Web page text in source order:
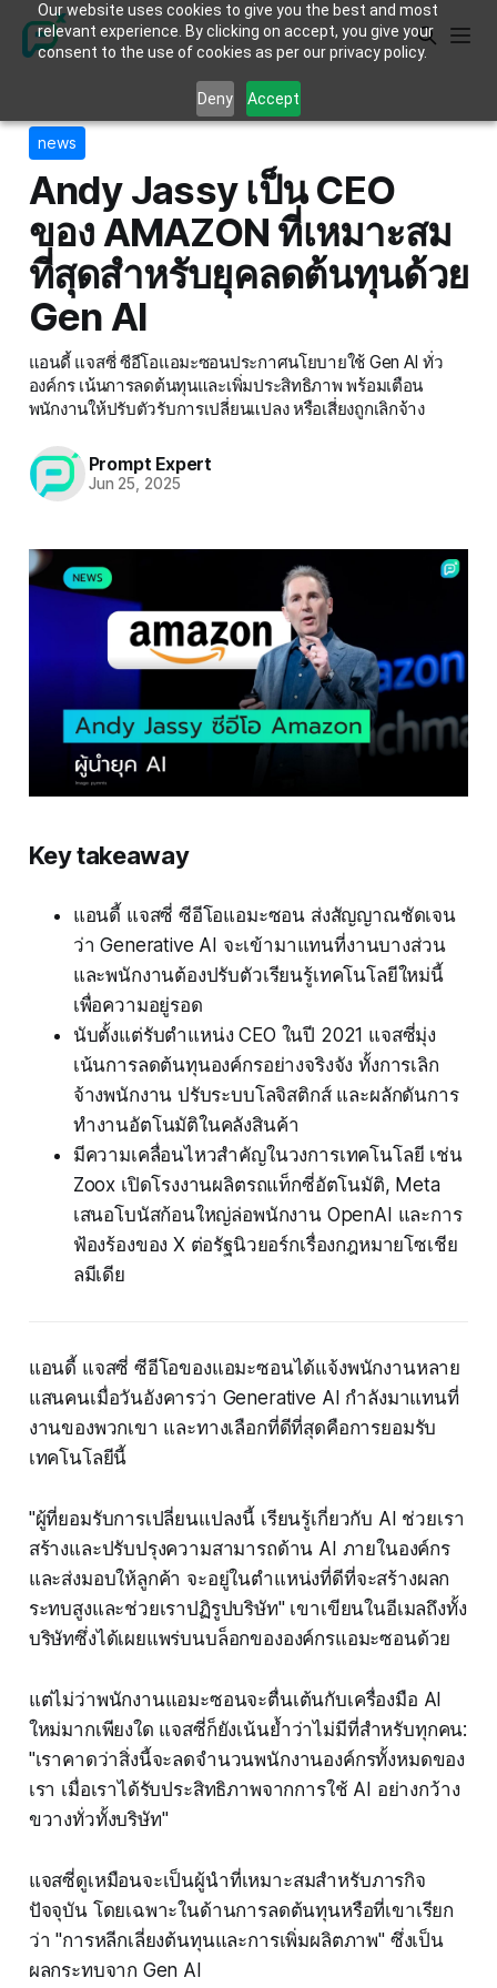
Our website uses cookies to give you the best and most
relevant experience. By clicking on accept, you give your
consent to the use of cookies as per our privacy policy.
Deny Accept
news
Andy Jassy เป็น CEO
ของ AMAZON ที่เหมาะสม
ที่สุดสำหรับยุคลดต้นทุนด้วย
Gen AI
แอนดี้ แจสซี่ ซีอีโอแอมะซอนประกาศนโยบายใช้ Gen AI ทั่ว
องค์กร เน้นการลดต้นทุนและเพิ่มประสิทธิภาพ พร้อมเตือน
พนักงานให้ปรับตัวรับการเปลี่ยนแปลง หรือเสี่ยงถูกเลิกจ้าง
Prompt Expert
Jun 25, 2025
Key takeaway
แอนดี้ แจสซี่ ซีอีโอแอมะซอน ส่งสัญญาณชัดเจน
ว่า Generative AI จะเข้ามาแทนที่งานบางส่วน
และพนักงานต้องปรับตัวเรียนรู้เทคโนโลยีใหม่นี้
เพื่อความอยู่รอด
นับตั้งแต่รับตำแหน่ง CEO ในปี 2021 แจสซี่มุ่ง
เน้นการลดต้นทุนองค์กรอย่างจริงจัง ทั้งการเลิก
จ้างพนักงาน ปรับระบบโลจิสติกส์ และผลักดันการ
ทำงานอัตโนมัติในคลังสินค้า
มีความเคลื่อนไหวสำคัญในวงการเทคโนโลยี เช่น
Zoox เปิดโรงงานผลิตรถแท็กซี่อัตโนมัติ, Meta
เสนอโบนัสก้อนใหญ่ล่อพนักงาน OpenAI และการ
ฟ้องร้องของ X ต่อรัฐนิวยอร์กเรื่องกฎหมายโซเชีย
ลมีเดีย
แอนดี้ แจสซี่ ซีอีโอของแอมะซอนได้แจ้งพนักงานหลาย
แสนคนเมื่อวันอังคารว่า Generative AI กำลังมาแทนที่
งานของพวกเขา และทางเลือกที่ดีที่สุดคือการยอมรับ
เทคโนโลยีนี้
"ผู้ที่ยอมรับการเปลี่ยนแปลงนี้ เรียนรู้เกี่ยวกับ AI ช่วยเรา
สร้างและปรับปรุงความสามารถด้าน AI ภายในองค์กร
และส่งมอบให้ลูกค้า จะอยู่ในตำแหน่งที่ดีที่จะสร้างผลก
ระทบสูงและช่วยเราปฏิรูปบริษัท" เขาเขียนในอีเมลถึงทั้ง
บริษัทซึ่งได้เผยแพร่บนบล็อกขององค์กรแอมะซอนด้วย
แต่ไม่ว่าพนักงานแอมะซอนจะตื่นเต้นกับเครื่องมือ AI
ใหม่มากเพียงใด แจสซี่ก็ยังเน้นย้ำว่าไม่มีที่สำหรับทุกคน:
"เราคาดว่าสิ่งนี้จะลดจำนวนพนักงานองค์กรทั้งหมดของ
เรา เมื่อเราได้รับประสิทธิภาพจากการใช้ AI อย่างกว้าง
ขวางทั่วทั้งบริษัท"
แจสซี่ดูเหมือนจะเป็นผู้นำที่เหมาะสมสำหรับภารกิจ
ปัจจุบัน โดยเฉพาะในด้านการลดต้นทุนหรือที่เขาเรียก
ว่า "การหลีกเลี่ยงต้นทุนและการเพิ่มผลิตภาพ" ซึ่งเป็น
ผลกระทบจาก Gen AI